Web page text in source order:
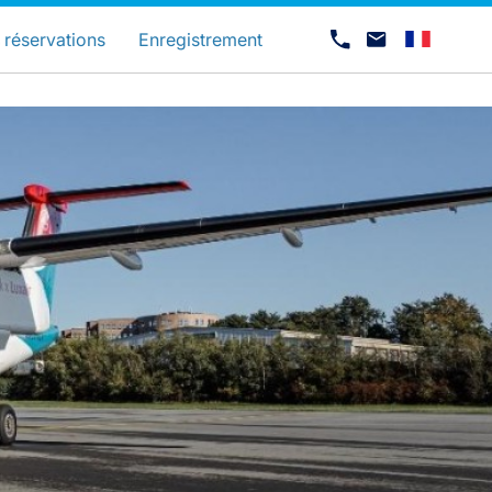
Carrières chez Luxair
réservations Enregistrement